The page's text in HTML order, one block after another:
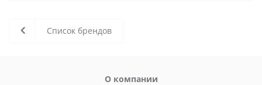
Список брендов
О компании